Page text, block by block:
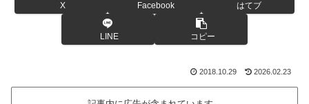
X Facebook はてブ
LINE コピー
2018.10.29 2026.02.23